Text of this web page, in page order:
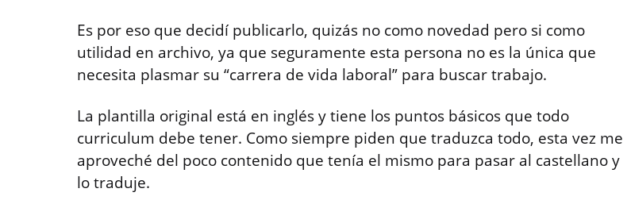
Es por eso que decidí publicarlo, quizás no como novedad pero si como
utilidad en archivo, ya que seguramente esta persona no es la única que
necesita plasmar su “carrera de vida laboral” para buscar trabajo.
La plantilla original está en inglés y tiene los puntos básicos que todo
curriculum debe tener. Como siempre piden que traduzca todo, esta vez me
aproveché del poco contenido que tenía el mismo para pasar al castellano y
lo traduje.